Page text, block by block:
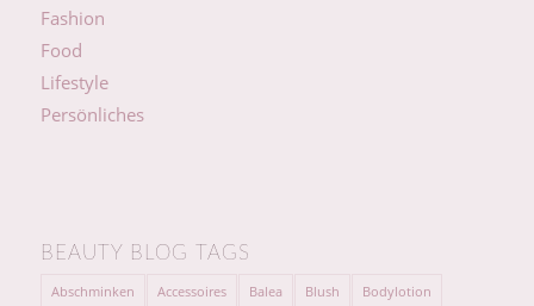
Fashion
Food
Lifestyle
Persönliches
BEAUTY BLOG TAGS
Abschminken Accessoires Balea Blush Bodylotion